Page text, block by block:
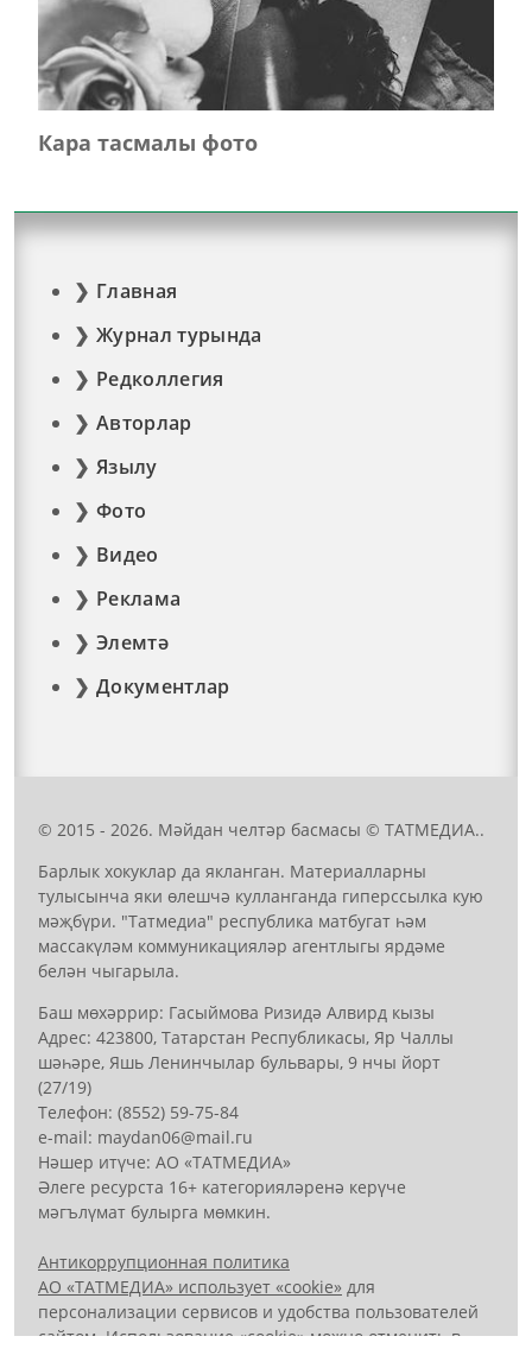
Кара тасмалы фото
Главная
Журнал турында
Редколлегия
Авторлар
Язылу
Фото
Видео
Реклама
Элемтә
Документлар
© 2015 - 2026. Мәйдан челтәр басмасы © ТАТМЕДИА..
Барлык хокуклар да якланган. Материалларны
тулысынча яки өлешчә кулланганда гиперссылка кую
мәҗбүри. "Татмедиа" республика матбугат һәм
массакүләм коммуникацияләр агентлыгы ярдәме
белән чыгарыла.
Баш мөхәррир: Гасыймова Ризидә Алвирд кызы
Адрес: 423800, Татарстан Республикасы, Яр Чаллы
шәһәре, Яшь Ленинчылар бульвары, 9 нчы йорт
(27/19)
Телефон: (8552) 59-75-84
е-mail: mауdаn06@mail.гu
Нәшер итүче: АО «ТАТМЕДИА»
Әлеге ресурста 16+ категорияләренә керүче
мәгълүмат булырга мөмкин.
Антикоррупционная политика
АО «ТАТМЕДИА» использует «cookie» для
персонализации сервисов и удобства пользователей
сайтом. Использование «cookie» можно отменить в